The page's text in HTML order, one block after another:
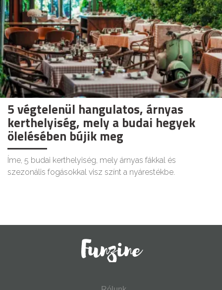
5 végtelenül hangulatos, árnyas
kerthelyiség, mely a budai hegyek
ölelésében bújik meg
Íme, 5 budai kerthelyiség, mely árnyas fákkal és
szezonális fogásokkal visz színt a nyárestékbe.